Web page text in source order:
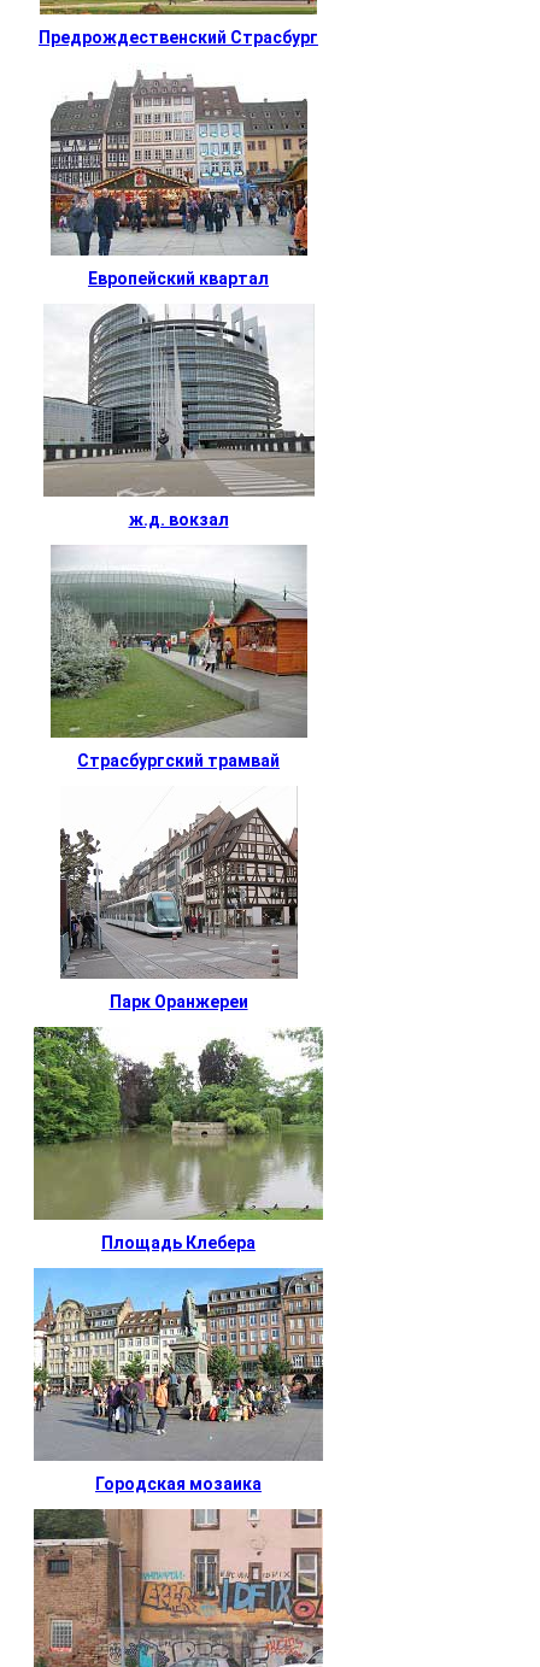
Предрождественский Страсбург
Европейский квартал
ж.д. вокзал
Страсбургский трамвай
Парк Оранжереи
Площадь Клебера
Городская мозаика